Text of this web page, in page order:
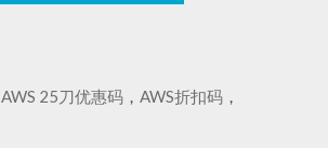
AWS 25刀优惠码 ， AWS折扣码 ，